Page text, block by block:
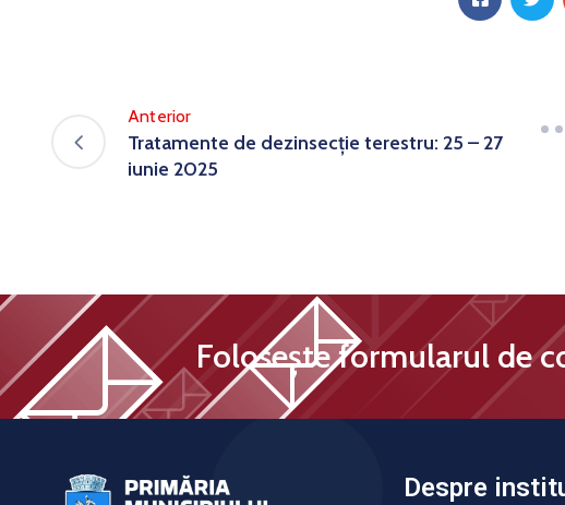
Anterior
Tratamente de dezinsecție terestru: 25 – 27
iunie 2025
Folosește formularul de
Despre